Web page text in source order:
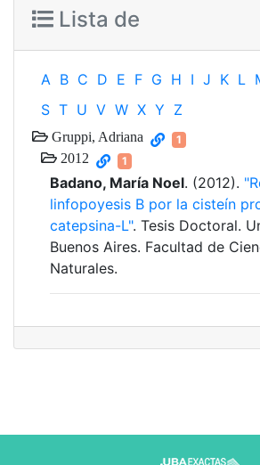
Lista de
A B C D E F G H I J K L
S T U V W X Y Z
Gruppi, Adriana 1
2012 1
Badano, María Noel. (2012).
linfopoyesis B por la cisteín
catepsina-L". Tesis Doctoral.
Buenos Aires. Facultad de
Naturales.